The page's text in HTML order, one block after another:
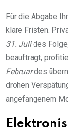
Für die Abgabe
klare Fristen.
31. Julides
beauftragt,
Februardes
drohen
angefangenem